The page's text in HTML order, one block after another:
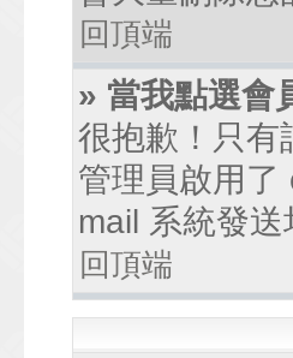
回頂端
» 當我點選會
很抱歉！只有
管理員啟用了
mail 系統發送
回頂端